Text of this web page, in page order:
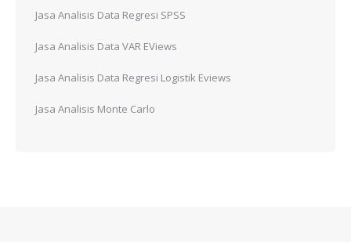
Jasa Analisis Data Regresi SPSS
Jasa Analisis Data VAR EViews
Jasa Analisis Data Regresi Logistik Eviews
Jasa Analisis Monte Carlo